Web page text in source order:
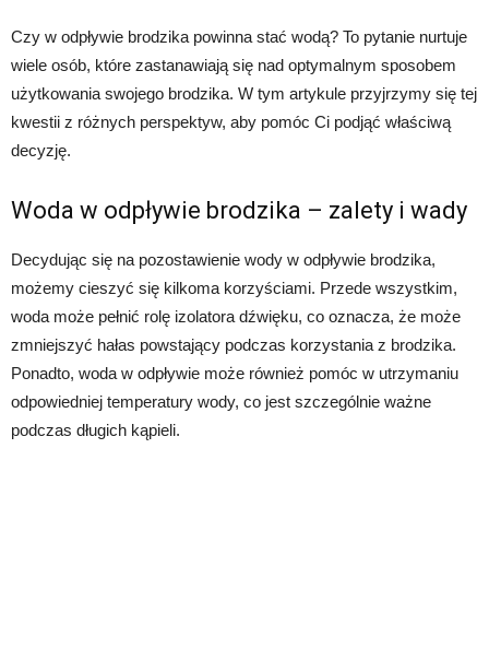
Czy w odpływie brodzika powinna stać wodą? To pytanie nurtuje
wiele osób, które zastanawiają się nad optymalnym sposobem
użytkowania swojego brodzika. W tym artykule przyjrzymy się tej
kwestii z różnych perspektyw, aby pomóc Ci podjąć właściwą
decyzję.
Woda w odpływie brodzika – zalety i wady
Decydując się na pozostawienie wody w odpływie brodzika,
możemy cieszyć się kilkoma korzyściami. Przede wszystkim,
woda może pełnić rolę izolatora dźwięku, co oznacza, że ​​może
zmniejszyć hałas powstający podczas korzystania z brodzika.
Ponadto, woda w odpływie może również pomóc w utrzymaniu
odpowiedniej temperatury wody, co jest szczególnie ważne
podczas długich kąpieli.